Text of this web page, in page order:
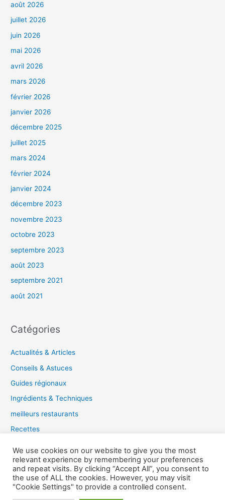
août 2026
juillet 2026
juin 2026
mai 2026
avril 2026
mars 2026
février 2026
janvier 2026
décembre 2025
juillet 2025
mars 2024
février 2024
janvier 2024
décembre 2023
novembre 2023
octobre 2023
septembre 2023
août 2023
septembre 2021
août 2021
Catégories
Actualités & Articles
Conseils & Astuces
Guides régionaux
Ingrédients & Techniques
meilleurs restaurants
Recettes
Copyright © 2026 Guide du Gourmet |
We use cookies on our website to give you the most
relevant experience by remembering your preferences
and repeat visits. By clicking “Accept All”, you consent to
the use of ALL the cookies. However, you may visit
"Cookie Settings" to provide a controlled consent.